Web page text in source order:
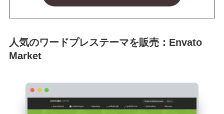
人気のワードプレステーマを販売：Envato
Market